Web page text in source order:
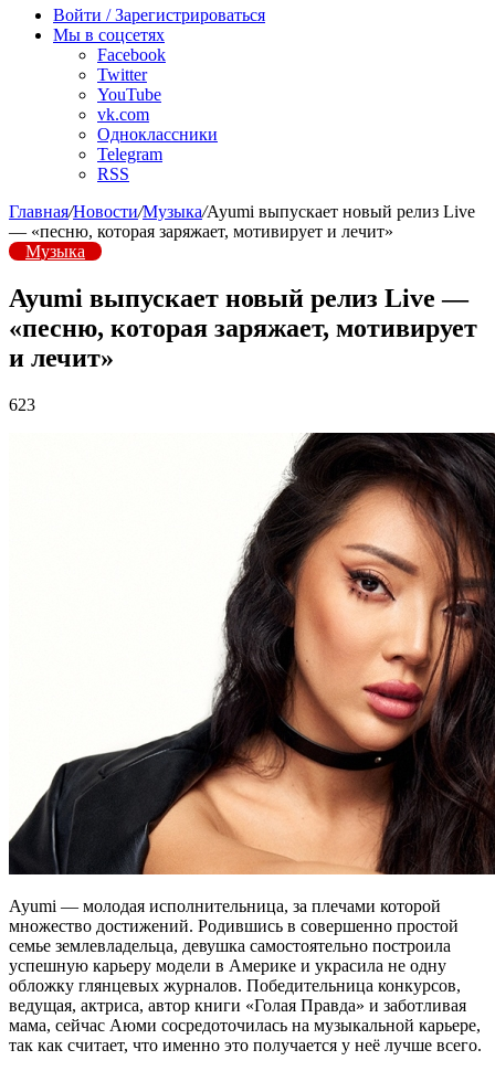
радио
Войти / Зарегистрироваться
Мы в соцсетях
Facebook
Twitter
YouTube
vk.com
Одноклассники
Telegram
RSS
Главная/Новости/Музыка/Ayumi выпускает новый релиз Live
— «песню, которая заряжает, мотивирует и лечит»
Музыка
Ayumi выпускает новый релиз Live —
«песню, которая заряжает, мотивирует
и лечит»
623
Ayumi — молодая исполнительница, за плечами которой
множество достижений. Родившись в совершенно простой
семье землевладельца, девушка самостоятельно построила
успешную карьеру модели в Америке и украсила не одну
обложку глянцевых журналов. Победительница конкурсов,
ведущая, актриса, автор книги «Голая Правда» и заботливая
мама, сейчас Аюми сосредоточилась на музыкальной карьере,
так как считает, что именно это получается у неё лучше всего.